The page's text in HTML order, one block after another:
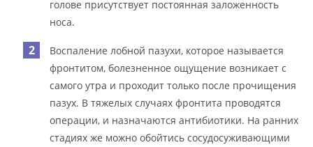
голове присутствует постоянная заложенность
носа.
Воспаление лобной пазухи, которое называется
фронтитом, болезненное ощущение возникает с
самого утра и проходит только после прочищения
пазух. В тяжелых случаях фронтита проводятся
операции, и назначаются антибиотики. На ранних
стадиях же можно обойтись сосудосуживающими